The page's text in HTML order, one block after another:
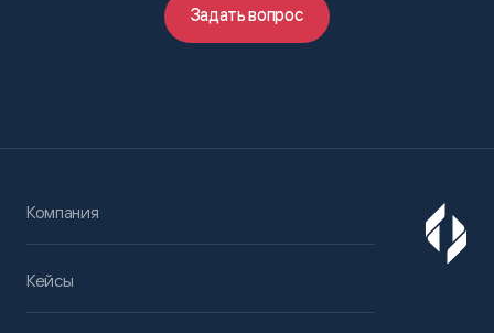
Задать вопрос
Компания
Кейсы